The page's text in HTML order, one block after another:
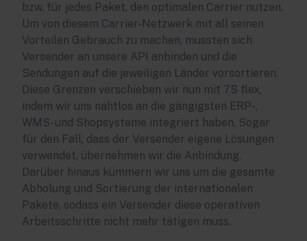
bzw. für jedes Paket, den optimalen Carrier nutzen.
Um von diesem Carrier-Netzwerk mit all seinen
Vorteilen Gebrauch zu machen, mussten sich
Versender an unsere API anbinden und die
Sendungen auf die jeweiligen Länder vorsortieren.
Diese Grenzen verschieben wir nun mit 7S flex,
indem wir uns nahtlos an die gängigsten ERP-,
WMS- und Shopsysteme integriert haben. Sogar
für den Fall, dass der Versender eigene Lösungen
verwendet, übernehmen wir die Anbindung.
Darüber hinaus kümmern wir uns um die gesamte
Abholung und Sortierung der internationalen
Pakete, sodass ein Versender diese operativen
Arbeitsschritte nicht mehr tätigen muss.